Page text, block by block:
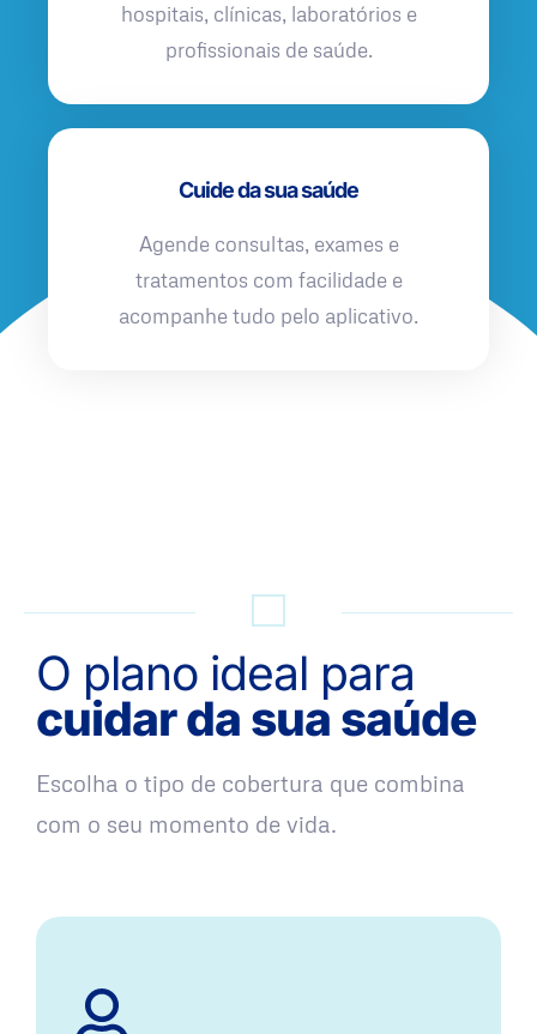
hospitais, clínicas, laboratórios e
profissionais de saúde.
Cuide da sua saúde
Agende consultas, exames e
tratamentos com facilidade e
acompanhe tudo pelo aplicativo.
O plano ideal para
cuidar da sua saúde
Escolha o tipo de cobertura que combina
com o seu momento de vida.